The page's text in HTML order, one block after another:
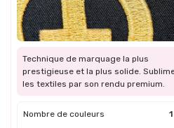
Technique de marquage la plus
prestigieuse et la plus solide.
les textiles par son rendu premium.
Nombre de couleurs